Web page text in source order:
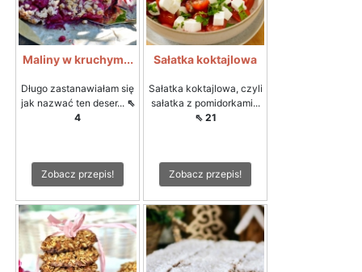
Maliny w kruchym...
Długo zastanawiałam się
jak nazwać ten deser... ⇖
4
Zobacz przepis!
Sałatka koktajlowa
Sałatka koktajlowa, czyli
sałatka z pomidorkami...
⇖ 21
Zobacz przepis!